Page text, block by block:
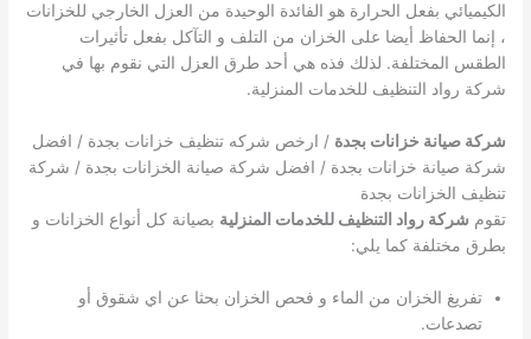
الكيميائي بفعل الحرارة هو الفائدة الوحيدة من العزل الخارجي للخزانات
، إنما الحفاظ أيضا على الخزان من التلف و التآكل بفعل تأثيرات
الطقس المختلفة. لذلك فذه هي أحد طرق العزل التي نقوم بها في
شركة رواد التنظيف للخدمات المنزلية.
شركة صيانة خزانات بجدة / ارخص شركه تنظيف خزانات بجدة / افضل
شركة صيانة خزانات بجدة / افضل شركة صيانة الخزانات بجدة / شركة
تنظيف الخزانات بجدة
تقوم شركة رواد التنظيف للخدمات المنزلية بصيانة كل أنواع الخزانات و
بطرق مختلفة كما يلي:
تفريغ الخزان من الماء و فحص الخزان بحثا عن اي شقوق أو
تصدعات.